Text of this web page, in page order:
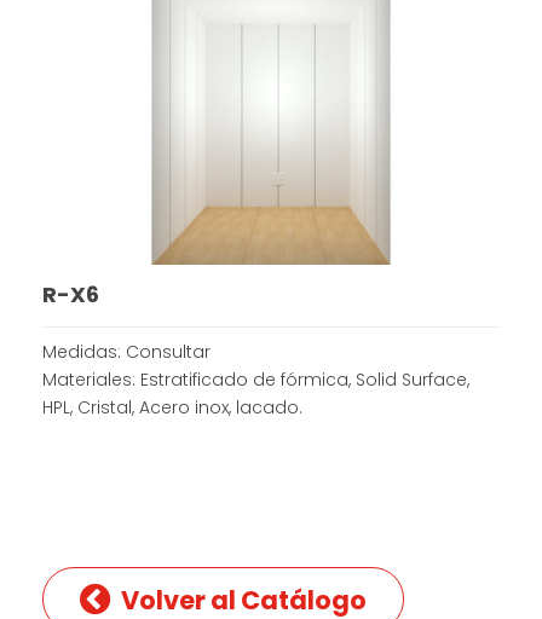
R-X6
Medidas: Consultar
Materiales: Estratificado de fórmica, Solid Surface,
HPL, Cristal, Acero inox, lacado.
Volver al Catálogo